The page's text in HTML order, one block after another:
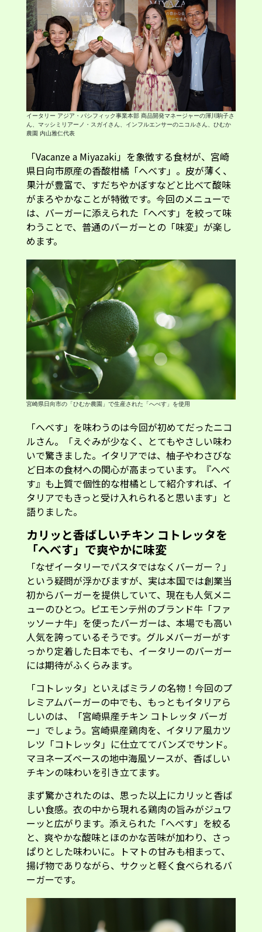
イータリー アジア・パシフィック事業本部 商品開発マネージャーの渾川駒子さ
ん、マッシミリアーノ・スガイさん、インフルエンサーのニコルさん、ひむか
農園 内山雅仁代表
「Vacanze a Miyazaki」を象徴する食材が、宮崎
県日向市原産の香酸柑橘「へべす」。皮が薄く、
果汁が豊富で、すだちやかぼすなどと比べて酸味
がまろやかなことが特徴です。今回のメニューで
は、バーガーに添えられた「へべす」を絞って味
わうことで、普通のバーガーとの「味変」が楽し
めます。
宮崎県日向市の「ひむか農園」で生産された「へべす」を使用
「へべす」を味わうのは今回が初めてだったニコ
ルさん。「えぐみが少なく、とてもやさしい味わ
いで驚きました。イタリアでは、柚子やわさびな
ど日本の食材への関心が高まっています。『へべ
す』も上質で個性的な柑橘として紹介すれば、イ
タリアでもきっと受け入れられると思います」と
語りました。
カリッと香ばしいチキン コトレッタを
「へべす」で爽やかに味変
「なぜイータリーでパスタではなくバーガー？」
という疑問が浮かびますが、実は本国では創業当
初からバーガーを提供していて、現在も人気メニ
ューのひとつ。ピエモンテ州のブランド牛「ファ
ッソーナ牛」を使ったバーガーは、本場でも高い
人気を誇っているそうです。グルメバーガーがす
っかり定着した日本でも、イータリーのバーガー
には期待がふくらみます。
「コトレッタ」といえばミラノの名物！今回のプ
レミアムバーガーの中でも、もっともイタリアら
しいのは、「宮崎県産チキン コトレッタ バーガ
ー」でしょう。宮崎県産鶏肉を、イタリア風カツ
レツ「コトレッタ」に仕立ててバンズでサンド。
マヨネーズベースの地中海風ソースが、香ばしい
チキンの味わいを引き立てます。
まず驚かされたのは、思った以上にカリッと香ば
しい食感。衣の中から現れる鶏肉の旨みがジュワ
ーッと広がります。添えられた「へべす」を絞る
と、爽やかな酸味とほのかな苦味が加わり、さっ
ぱりとした味わいに。トマトの甘みも相まって、
揚げ物でありながら、サクッと軽く食べられるバ
ーガーです。